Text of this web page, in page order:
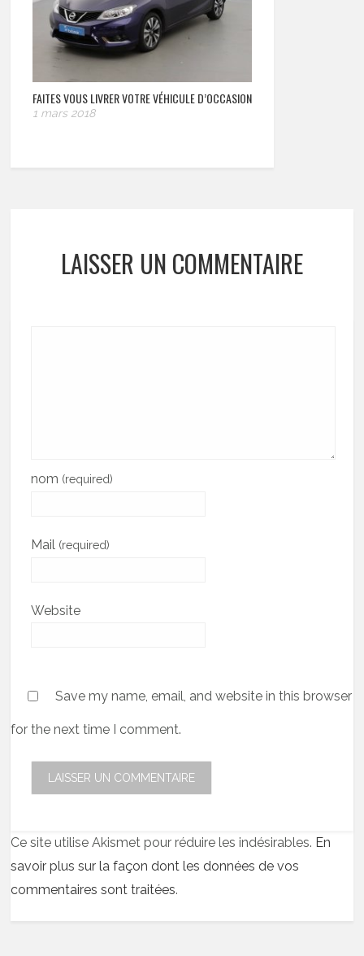
FAITES VOUS LIVRER VOTRE VÉHICULE D’OCCASION
1 mars 2018
LAISSER UN COMMENTAIRE
nom (required)
Mail (required)
Website
Save my name, email, and website in this browser
for the next time I comment.
Ce site utilise Akismet pour réduire les indésirables. En
savoir plus sur la façon dont les données de vos
commentaires sont traitées.